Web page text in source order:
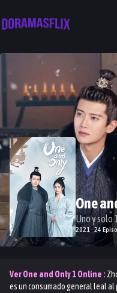
One
Uno y solo
2021 · 24
VerOne and Only 1Online :
es un consumado general leal al